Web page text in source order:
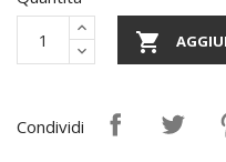

Condividi